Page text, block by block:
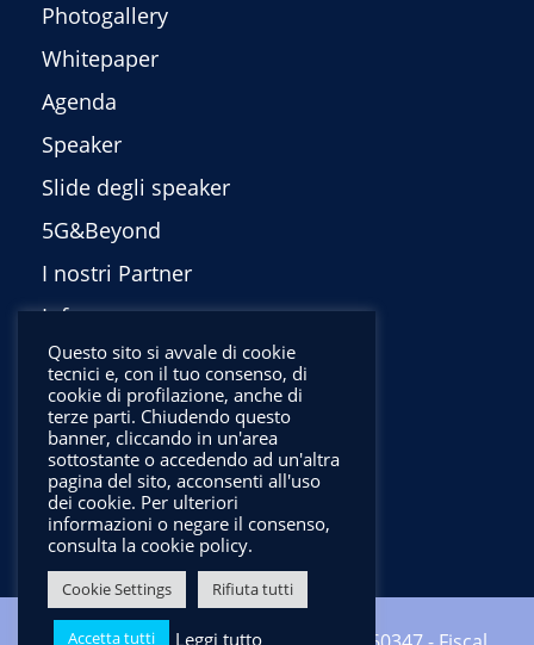
Photogallery
Whitepaper
Agenda
Speaker
Slide degli speaker
5G&Beyond
I nostri Partner
Info
Privacy Policy
English
Questo sito si avvale di cookie
tecnici e, con il tuo consenso, di
cookie di profilazione, anche di
terze parti. Chiudendo questo
banner, cliccando in un'area
sottostante o accedendo ad un'altra
pagina del sito, acconsenti all'uso
dei cookie. Per ulteriori
informazioni o negare il consenso,
consulta la cookie policy.
Cookie Settings Rifiuta tutti
Accetta tutti Leggi tutto